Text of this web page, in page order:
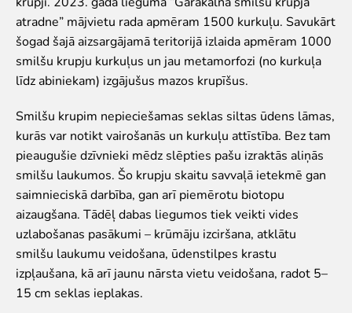
Atbalstītie projekti
Pētījumi un publikācijas
Iespējas skolēniem un studentiem
Studentu izstrādātie darbi Rīga ZOO
Izglītība
ZooSkola
Izglītības stratēģija
"Zinarium" apmeklējums
Kohēzijas fonda projekts
LVAF projekti
"Cīruļi"
Cenas "Cīruļos"
Darba laiks "Cīruļos"
atradne” mājvietu rada apmēram 1500 kurkuļu. Savukārt
šogad šajā aizsargājamā teritorijā izlaida apmēram 1000
smilšu krupju kurkuļus un jau metamorfozi (no kurkuļa
līdz abiniekam) izgājušus mazos krupīšus.
Smilšu krupim nepieciešamas seklas siltas ūdens lāmas,
kurās var notikt vairošanās un kurkuļu attīstība. Bez tam
pieaugušie dzīvnieki mēdz slēpties pašu izraktās aliņās
smilšu laukumos. Šo krupju skaitu savvaļā ietekmē gan
saimnieciskā darbība, gan arī piemērotu biotopu
aizaugšana. Tādēļ dabas liegumos tiek veikti vides
uzlabošanas pasākumi – krūmāju izciršana, atklātu
smilšu laukumu veidošana, ūdenstilpes krastu
izpļaušana, kā arī jaunu nārsta vietu veidošana, radot 5–
15 cm seklas ieplakas.